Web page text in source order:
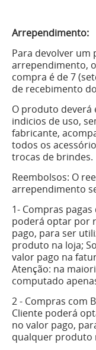
Arrependimento:
Para devolver
arrependimento,
compra é de 7
de recebimento
O produto deverá
indi­cios de uso,
fabricante,
todos os
trocas de brindes.
Reembolsos: O
arrependimento
1- Compras
poderá optar por
pago, para ser
produto na loja;
valor pago na
Atenção: na
computado
2 - Compras com
Cliente poderá
no valor pago,
qualquer produto